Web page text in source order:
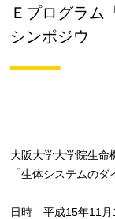
Ｅプログラム
シンポジウ
大阪大学大学院生命
「生体システムの
日時 平成15年11月